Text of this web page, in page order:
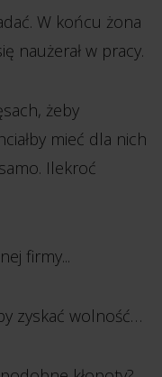
W końcu żona
naużerał w pracy.
żeby
mieć dla nich
Ilekroć
firmy...
zyskać wolność…